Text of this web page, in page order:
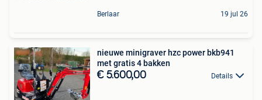
Berlaar 19 jul 26
nieuwe minigraver hzc power bkb941
met gratis 4 bakken
€ 5.600,00 Details